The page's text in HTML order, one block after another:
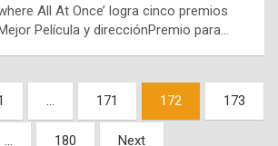
All At Once’ logra cinco premios
Película y direcciónPremio para…
… 171 172 173
… 180 Next